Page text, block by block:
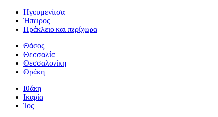
Ηγουμενίτσα
Ήπειρος
Ηράκλειο και περίχωρα
Θάσος
Θεσσαλία
Θεσσαλονίκη
Θράκη
Ιθάκη
Ικαρία
Ίος